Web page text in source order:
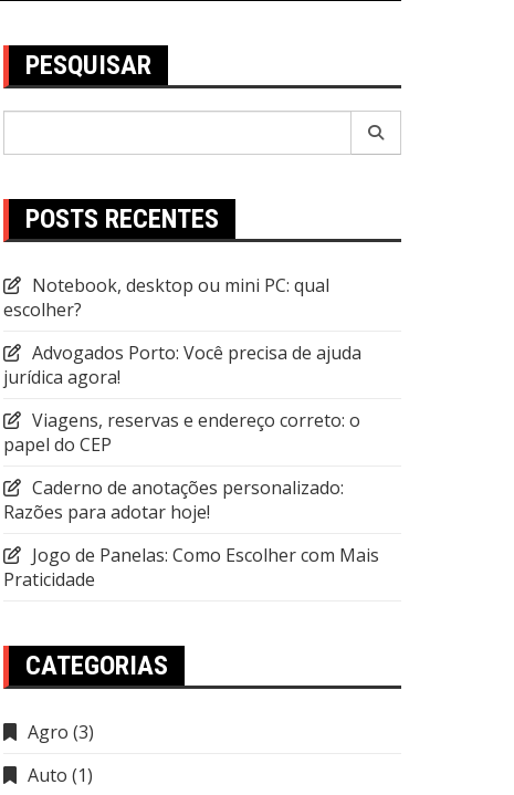
PESQUISAR
POSTS RECENTES
Notebook, desktop ou mini PC: qual
escolher?
Advogados Porto: Você precisa de ajuda
jurídica agora!
Viagens, reservas e endereço correto: o
papel do CEP
Caderno de anotações personalizado:
Razões para adotar hoje!
Jogo de Panelas: Como Escolher com Mais
Praticidade
CATEGORIAS
Agro (3)
Auto (1)